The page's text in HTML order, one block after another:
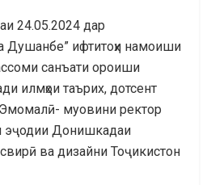
24.05.2024 дар
Душанбе” ифтитоҳи намоиши
санъати ороиши
илмҳои таърих, дотсент
муовини ректор
эҷодии Донишкадаи
ва дизайни Тоҷикистон